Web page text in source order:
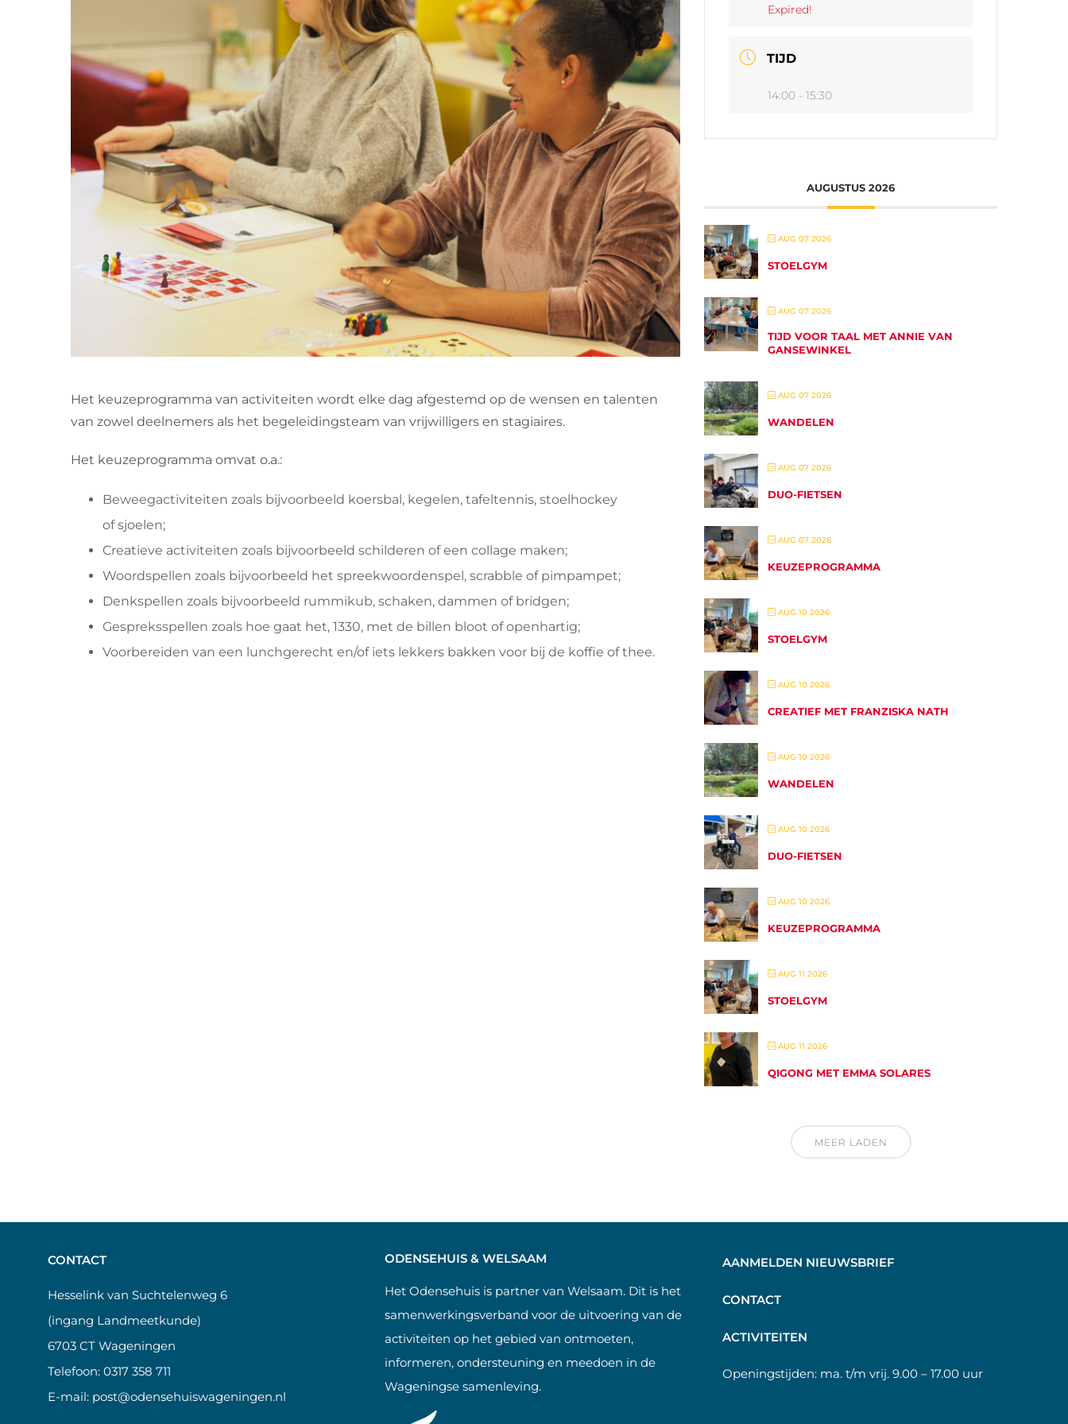
Het keuzeprogramma van activiteiten wordt elke dag afgestemd op de wensen en talenten
van zowel deelnemers als het begeleidingsteam van vrijwilligers en stagiaires.
Het keuzeprogramma omvat o.a.:
Beweegactiviteiten zoals bijvoorbeeld koersbal, kegelen, tafeltennis, stoelhockey
of sjoelen;
Creatieve activiteiten zoals bijvoorbeeld schilderen of een collage maken;
Woordspellen zoals bijvoorbeeld het spreekwoordenspel, scrabble of pimpampet;
Denkspellen zoals bijvoorbeeld rummikub, schaken, dammen of bridgen;
Gespreksspellen zoals hoe gaat het, 1330, met de billen bloot of openhartig;
Voorbereiden van een lunchgerecht en/of iets lekkers bakken voor bij de koffie of thee.
Expired!
TIJD
14:00 - 15:30
AUGUSTUS 2026
AUG 07 2026
STOELGYM
AUG 07 2026
TIJD VOOR TAAL MET ANNIE VAN
GANSEWINKEL
AUG 07 2026
WANDELEN
AUG 07 2026
DUO-FIETSEN
AUG 07 2026
KEUZEPROGRAMMA
AUG 10 2026
STOELGYM
AUG 10 2026
CREATIEF MET FRANZISKA NATH
AUG 10 2026
WANDELEN
AUG 10 2026
DUO-FIETSEN
AUG 10 2026
KEUZEPROGRAMMA
AUG 11 2026
STOELGYM
AUG 11 2026
QIGONG MET EMMA SOLARES
MEER LADEN
CONTACT
Hesselink van Suchtelenweg 6
(ingang Landmeetkunde)
6703 CT Wageningen
Telefoon: 0317 358 711
E-mail: post@odensehuiswageningen.nl
ODENSEHUIS & WELSAAM
Het Odensehuis is partner van Welsaam. Dit is het
samenwerkingsverband voor de uitvoering van de
activiteiten op het gebied van ontmoeten,
informeren, ondersteuning en meedoen in de
Wageningse samenleving.
AANMELDEN NIEUWSBRIEF
CONTACT
ACTIVITEITEN
Openingstijden: ma. t/m vrij. 9.00 – 17.00 uur